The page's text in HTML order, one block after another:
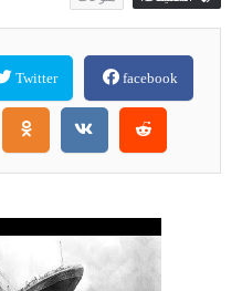
facebook
Twitter